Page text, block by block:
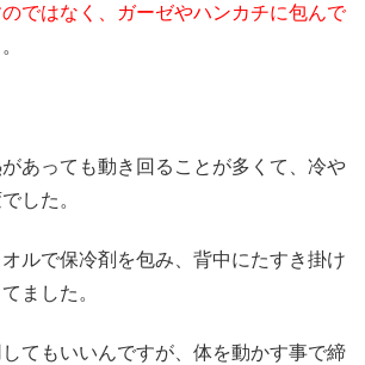
ではなく、ガーゼやハンカチに包んで
あっても動き回ることが多くて、冷や
した。
ルで保冷剤を包み、背中にたすき掛け
ました。
てもいいんですが、体を動かす事で締